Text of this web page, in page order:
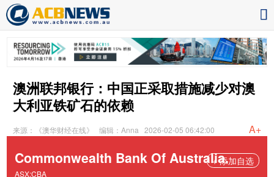
澳洲联邦银行：中国正采取措施减少对澳
大利亚铁矿石的依赖
来源：《澳华财经在线》 编辑：Anna 2026-02-05 06:42:00 A+